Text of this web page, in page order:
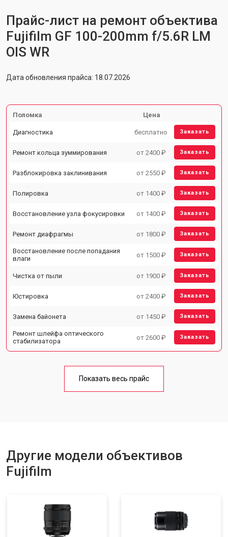
Прайс-лист на ремонт объектива
Fujifilm GF 100-200mm f/5.6R LM
OIS WR
Дата обновления прайса: 18.07.2026
Поломка Цена
Диагностика бесплатно Заказать
Ремонт кольца зуммирования от 2400 ₽ Заказать
Разблокировка заклинивания от 2550 ₽ Заказать
Полировка от 1400 ₽ Заказать
Восстановление узла фокусировки от 1400 ₽ Заказать
Ремонт диафрагмы от 1800 ₽ Заказать
Восстановление после попадания
влаги
от 1500 ₽ Заказать
Чистка от пыли от 1900 ₽ Заказать
Юстировка от 2400 ₽ Заказать
Замена байонета от 1450 ₽ Заказать
Ремонт шлейфа оптического
стабилизатора
от 2600 ₽ Заказать
Показать весь прайс
Другие модели объективов
Fujifilm